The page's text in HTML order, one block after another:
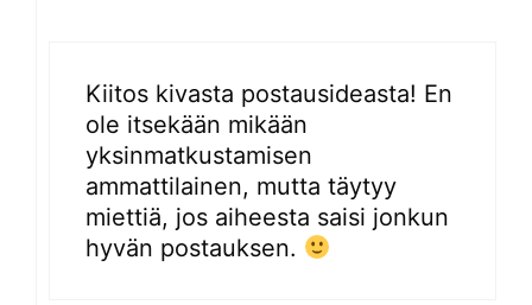
Kiitos kivasta postausideasta! En
ole itsekään mikään
yksinmatkustamisen
ammattilainen, mutta täytyy
miettiä, jos aiheesta saisi jonkun
hyvän postauksen.